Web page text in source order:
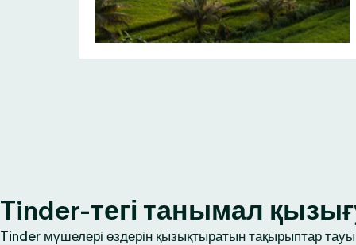
Tinder-тегі танымал
Tinder мүшелері өздерін қызықтыратын тақырыптар